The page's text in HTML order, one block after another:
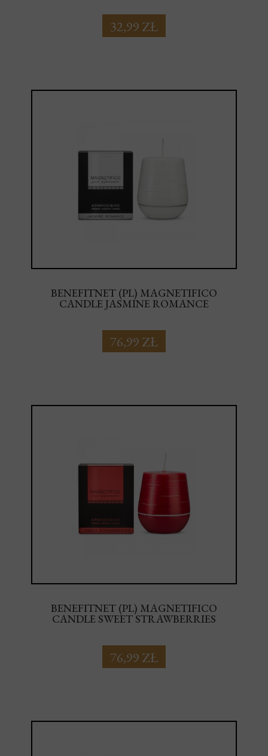
32,99 ZŁ
BENEFITNET (PL) MAGNETIFICO
CANDLE JASMINE ROMANCE
76,99 ZŁ
BENEFITNET (PL) MAGNETIFICO
CANDLE SWEET STRAWBERRIES
76,99 ZŁ